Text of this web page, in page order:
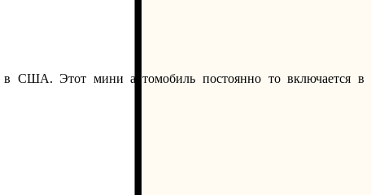
в США. Этот мини автомобиль постоянно то включается в